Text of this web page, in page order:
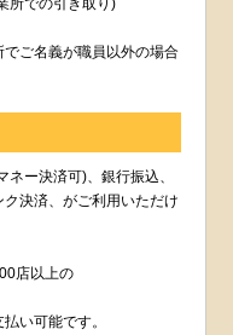
でご名義が職員以外の場合
ー決済可)、銀行振込、
決済、がご利用いただけ
店以上の
い可能です。